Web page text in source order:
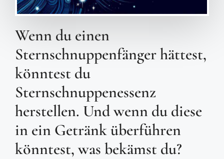
Wenn du einen
Sternschnuppenfänger hättest,
könntest du
Sternschnuppenessenz
herstellen. Und wenn du diese
in ein Getränk überführen
könntest, was bekämst du?